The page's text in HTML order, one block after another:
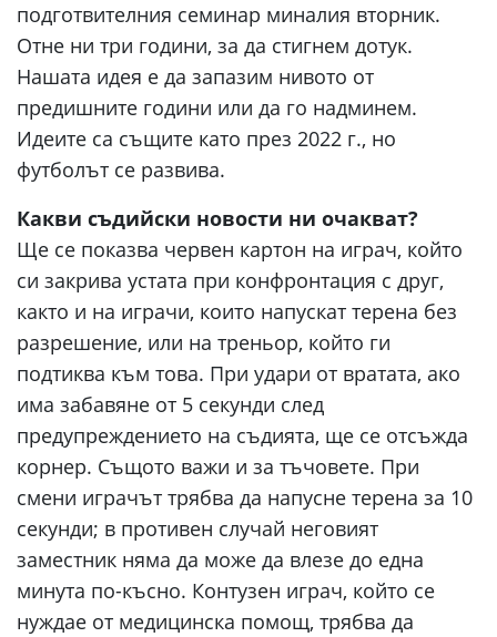
подготвителния семинар миналия вторник.
Отне ни три години, за да стигнем дотук.
Нашата идея е да запазим нивото от
предишните години или да го надминем.
Идеите са същите като през 2022 г., но
футболът се развива.
Какви съдийски новости ни очакват?
Ще се показва червен картон на играч, който
си закрива устата при конфронтация с друг,
както и на играчи, които напускат терена без
разрешение, или на треньор, който ги
подтиква към това. При удари от вратата, ако
има забавяне от 5 секунди след
предупреждението на съдията, ще се отсъжда
корнер. Същото важи и за тъчовете. При
смени играчът трябва да напусне терена за 10
секунди; в противен случай неговият
заместник няма да може да влезе до една
минута по-късно. Контузен играч, който се
нуждае от медицинска помощ, трябва да